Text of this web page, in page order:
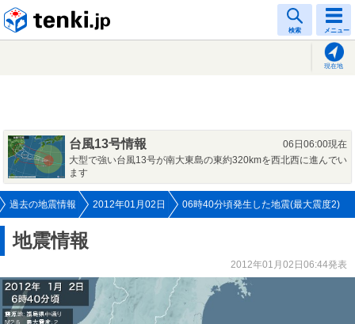
検索 メニュー
現在地
台風13号情報
06日06:00現在
大型で強い台風13号が南大東島の東約320kmを西北西に進んでい
ます
過去の地震情報 2012年01月02日 06時40分頃発生した地震(最大震度2)
地震情報
2012年01月02日06:44発表